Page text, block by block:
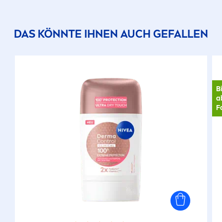
DAS KÖNNTE IHNEN AUCH GEFALLEN